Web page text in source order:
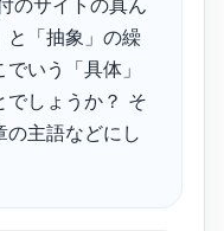
のサイトの真ん
と「抽象」の繰
いう「具体」
でしょうか？ そ
主語などにし